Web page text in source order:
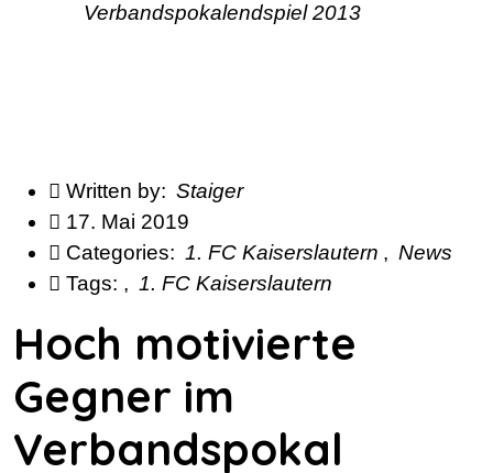
Verbandspokalendspiel 2013
Written by: Staiger
17. Mai 2019
Categories: 1. FC Kaiserslautern , News
Tags: , 1. FC Kaiserslautern
Hoch motivierte
Gegner im
Verbandspokal